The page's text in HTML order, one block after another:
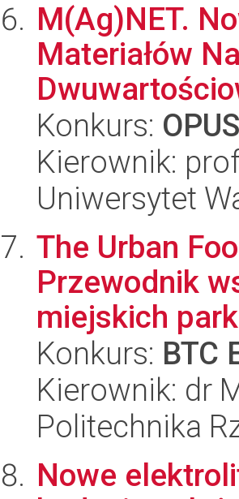
M(Ag)NET.
Materiałów
Konkurs:
Kierownik:
Uniwersytet
The Urban
Przewodnik
miejskich
Konkurs: BTC
Kierownik: dr
Politechnika
Nowe